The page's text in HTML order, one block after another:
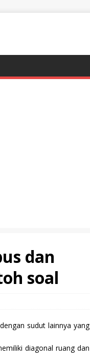
dan
soal
sudut lainnya yang
diagonal ruang dan